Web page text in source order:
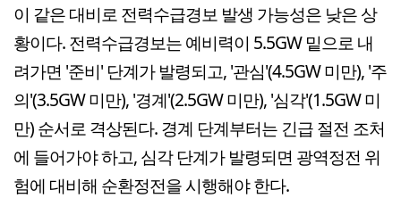
이 같은 대비로 전력수급경보 발생 가능성은 낮은 상
황이다. 전력수급경보는 예비력이 5.5GW 밑으로 내
려가면 '준비' 단계가 발령되고, '관심'(4.5GW 미만), '주
의'(3.5GW 미만), '경계'(2.5GW 미만), '심각'(1.5GW 미
만) 순서로 격상된다. 경계 단계부터는 긴급 절전 조처
에 들어가야 하고, 심각 단계가 발령되면 광역정전 위
험에 대비해 순환정전을 시행해야 한다.